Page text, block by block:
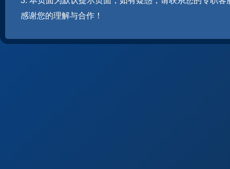
感谢您的理解与合作！